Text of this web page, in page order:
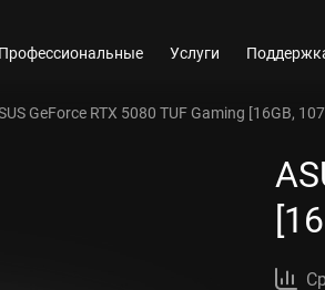
Профессиональные Услуги
GeForce RTX 5080 TUF Gaming [16GB,